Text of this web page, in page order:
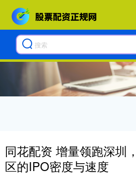
同花配资 增量领跑深圳
区的IPO密度与速度